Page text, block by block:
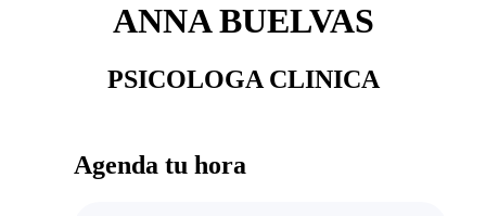
ANNA BUELVAS
PSICOLOGA CLINICA
Agenda tu hora